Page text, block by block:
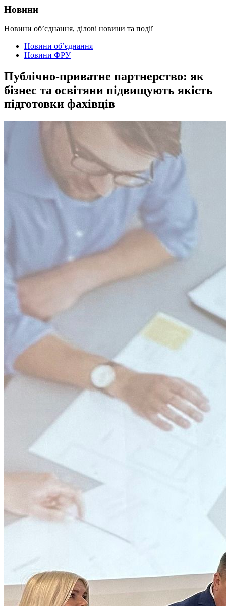
Новини
Новини об’єднання, ділові новини та події
Новини об’єднання
Новини ФРУ
Публічно-приватне партнерство: як
бізнес та освітяни підвищують якість
підготовки фахівців